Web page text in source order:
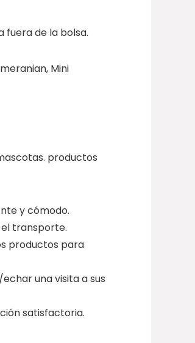
de la bolsa.
Mini
productos
y cómodo.
transporte.
productos para
una visita a sus
satisfactoria.